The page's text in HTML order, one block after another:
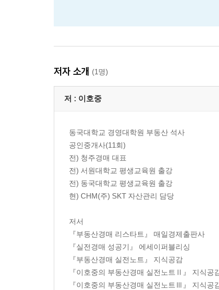
저자 소개 (1명)
저 : 이호중
동국대학교 경영대학원 부동산 석사
공인중개사(11회)
전) 청주경매 대표
전) 서원대학교 평생교육원 출강
전) 동국대학교 평생교육원 출강
현) CHM(주) SKT 자산관리 담당
저서
『부동산경매 리스타트』 매일경제출판사
『실전경매 성공기』 에세이퍼블리싱
『부동산경매 실전노트』 지식공감
『이호중의 부동산경매 실전노트Ⅱ』 지식공
『이호중의 부동산경매 실전노트Ⅲ』 지식공